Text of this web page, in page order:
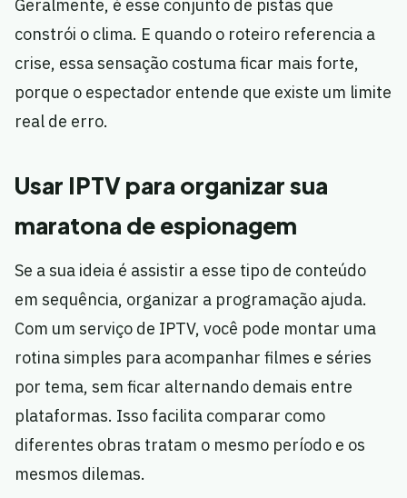
Geralmente, é esse conjunto de pistas que
constrói o clima. E quando o roteiro referencia a
crise, essa sensação costuma ficar mais forte,
porque o espectador entende que existe um limite
real de erro.
Usar IPTV para organizar sua
maratona de espionagem
Se a sua ideia é assistir a esse tipo de conteúdo
em sequência, organizar a programação ajuda.
Com um serviço de IPTV, você pode montar uma
rotina simples para acompanhar filmes e séries
por tema, sem ficar alternando demais entre
plataformas. Isso facilita comparar como
diferentes obras tratam o mesmo período e os
mesmos dilemas.